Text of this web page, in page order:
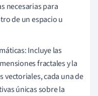
necesarias para
de un espacio u
Incluye las
fractales y la
vectoriales, cada una de
únicas sobre la